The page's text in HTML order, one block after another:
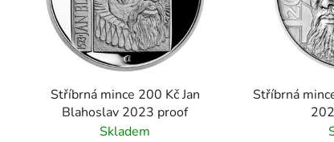
Stříbrná mince 200 Kč Jan
Blahoslav 2023 proof
Skladem
Stříbrná